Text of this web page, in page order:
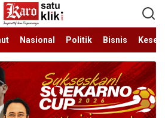
Nasional Politik Bisnis